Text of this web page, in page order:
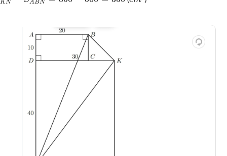
KN ABN